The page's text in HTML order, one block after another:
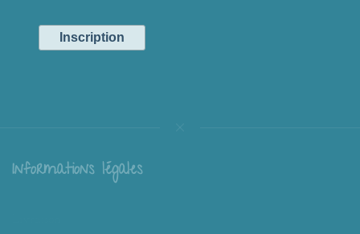
Informations légales